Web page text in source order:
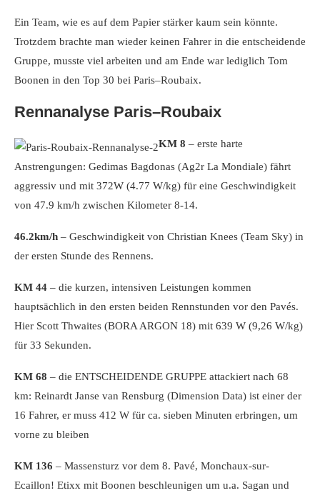
Ein Team, wie es auf dem Papier stärker kaum sein könnte.
Trotzdem brachte man wieder keinen Fahrer in die entscheidende
Gruppe, musste viel arbeiten und am Ende war lediglich Tom
Boonen in den Top 30 bei Paris–Roubaix.
Rennanalyse Paris–Roubaix
KM 8 – erste harte
Anstrengungen: Gedimas Bagdonas (Ag2r La Mondiale) fährt
aggressiv und mit 372W (4.77 W/kg) für eine Geschwindigkeit
von 47.9 km/h zwischen Kilometer 8-14.
46.2km/h – Geschwindigkeit von Christian Knees (Team Sky) in
der ersten Stunde des Rennens.
KM 44 – die kurzen, intensiven Leistungen kommen
hauptsächlich in den ersten beiden Rennstunden vor den Pavés.
Hier Scott Thwaites (BORA ARGON 18) mit 639 W (9,26 W/kg)
für 33 Sekunden.
KM 68 – die ENTSCHEIDENDE GRUPPE attackiert nach 68
km: Reinardt Janse van Rensburg (Dimension Data) ist einer der
16 Fahrer, er muss 412 W für ca. sieben Minuten erbringen, um
vorne zu bleiben
KM 136 – Massensturz vor dem 8. Pavé, Monchaux-sur-
Ecaillon! Etixx mit Boonen beschleunigen um u.a. Sagan und